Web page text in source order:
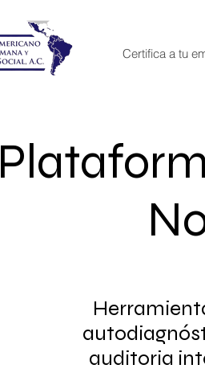
Certifica a tu
auditoria